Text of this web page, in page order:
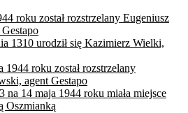
roku został rozstrzelany Eugeniusz
1310 urodził się Kazimierz Wielki,
1944 roku został rozstrzelany
agent Gestapo
na 14 maja 1944 roku miała miejsce
Oszmianką